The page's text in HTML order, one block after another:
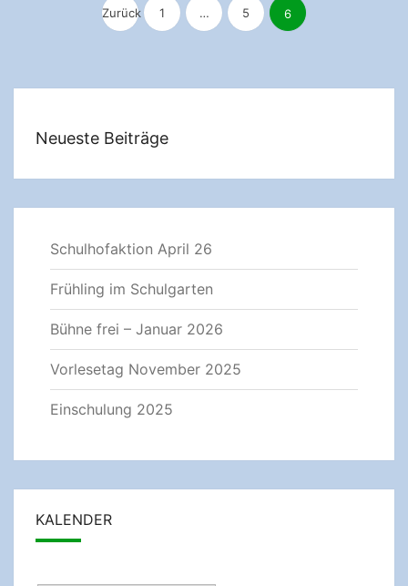
der
Zurück 1 … 5 6
Neueste Beiträge
Schulhofaktion April 26
Frühling im Schulgarten
Bühne frei – Januar 2026
Vorlesetag November 2025
Einschulung 2025
KALENDER